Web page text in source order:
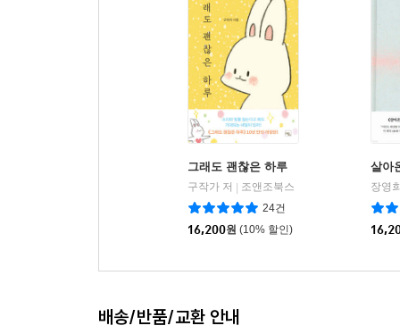
그래도 괜찮은 하루
구작가 저
조앤조북스
24건
16,200원 (10% 할인)
살아
장영
배송/반품/교환 안내